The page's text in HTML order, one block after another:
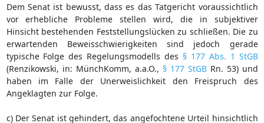
Dem Senat ist bewusst, dass es das Tatgericht voraussichtlich
vor erhebliche Probleme stellen wird, die in subjektiver
Hinsicht bestehenden Feststellungslücken zu schließen. Die zu
erwartenden Beweisschwierigkeiten sind jedoch gerade
typische Folge des Regelungsmodells des § 177 Abs. 1 StGB
(Renzikowski, in: MünchKomm, a.a.O., § 177 StGBRn. 53) und
haben im Falle der Unerweislichkeit den Freispruch des
Angeklagten zur Folge.
c) Der Senat ist gehindert, das angefochtene Urteil hinsichtlich